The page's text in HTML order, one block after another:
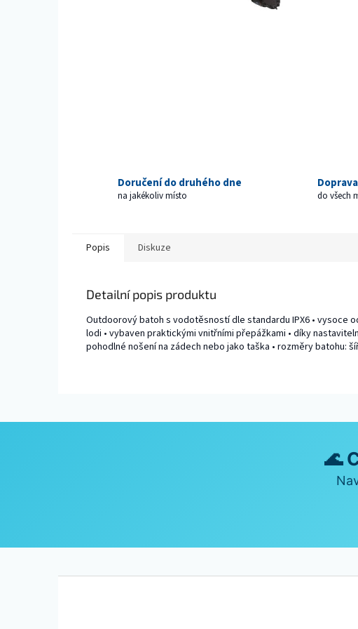
Doručení do druhého dne
na jakékoliv místo do všech
Popis Diskuze
Detailní popis produktu
Outdoorový batoh s vodotěsností dle standardu IPX6 • vysoce
lodi • vybaven praktickými vnitřními přepážkami • díky
pohodlné nošení na zádech nebo jako taška • rozměry batohu:
🌊